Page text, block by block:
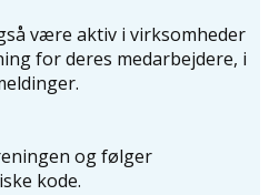
være aktiv i virksomheder
for deres medarbejdere, i
og følger
kode.